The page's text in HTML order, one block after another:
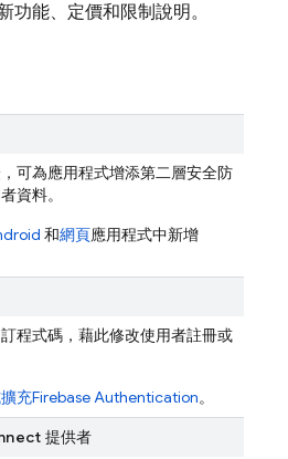
功能、定價和限制說明。
可為應用程式增添第二層安全防
資料。
和網頁應用程式中新增
程式碼，藉此修改使用者註冊或
充Firebase Authentication。
提供者